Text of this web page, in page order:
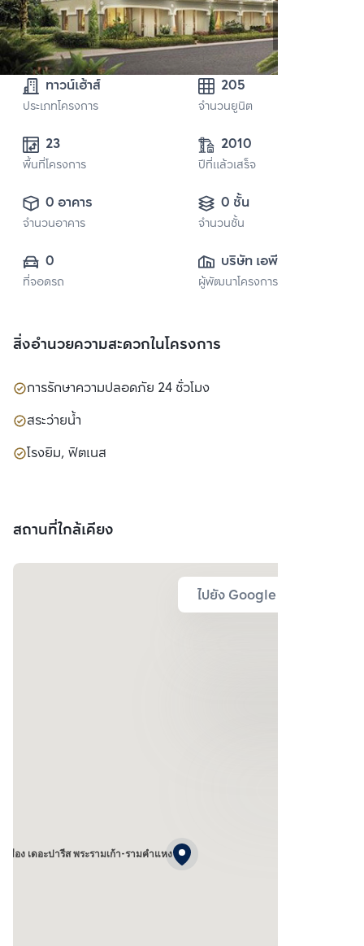
ทาวน์เฮ้าส์
ประเภทโครงการ
205
จำนวนยูนิต
23
พื้นที่โครงการ
2010
ปีที่แล้วเสร็จ
0 อาคาร
จำนวนอาคาร
0 ชั้น
จำนวนชั้น
0
ที่จอดรถ
บริษัท เอพี (ไทย
แลนด์)
ผู้พัฒนาโครงการ
สิ่งอำนวยความสะดวกในโครงการ
การรักษาความปลอดภัย 24 ชั่วโมง
สระว่ายน้ำ
โรงยิม, ฟิตเนส
สถานที่ใกล้เคียง
ไปยัง Google Map
เมือง เดอะปารีส พระรามเก้า-รามคําแหง